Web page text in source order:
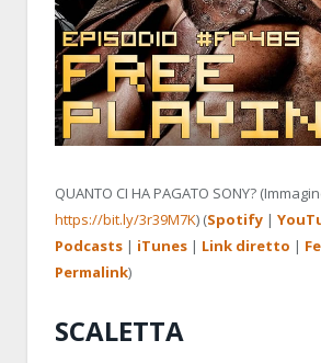
QUANTO CI HA PAGATO SONY?
https://bit.ly/3r39M7K) (Spotify |
Podcasts | iTunes | Link diretto |
Permalink)
SCALETTA